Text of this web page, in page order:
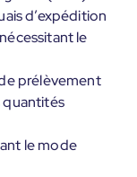
d’expédition
le
prélèvement
quantités
le mode